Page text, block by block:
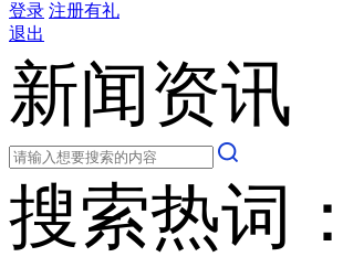
登录 注册有礼
退出
新闻资讯
搜索热词：